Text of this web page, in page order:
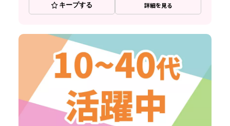
キープする 詳細を見る